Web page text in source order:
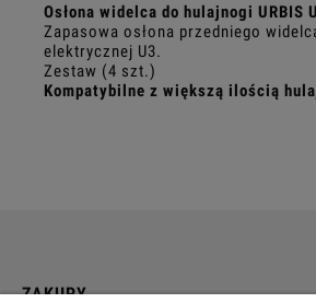
Osłona widelca do hulajnogi URBIS
Zapasowa osłona przedniego
elektrycznej U3.
Zestaw (4 szt.)
Kompatybilne z większą ilością
ZAKUPY